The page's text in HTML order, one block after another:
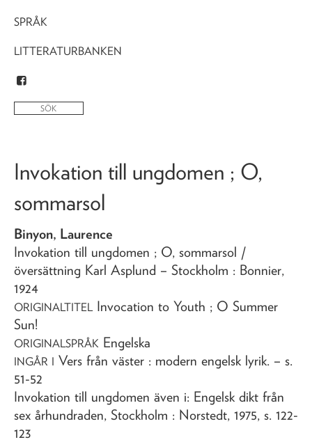
SPRÅK
LITTERATURBANKEN
Invokation till ungdomen ; O,
sommarsol
Binyon, Laurence
Invokation till ungdomen ; O, sommarsol /
översättning Karl Asplund – Stockholm : Bonnier,
1924
ORIGINALTITEL Invocation to Youth ; O Summer
Sun!
ORIGINALSPRÅK Engelska
INGÅR I Vers från väster : modern engelsk lyrik. – s.
51-52
Invokation till ungdomen även i: Engelsk dikt från
sex århundraden, Stockholm : Norstedt, 1975, s. 122-
123